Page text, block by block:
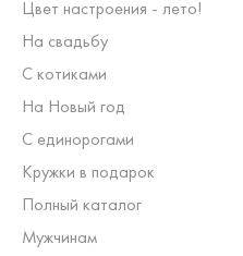
Цвет настроения - лето!
На свадьбу
С котиками
На Новый год
С единорогами
Кружки в подарок
Полный каталог
Мужчинам